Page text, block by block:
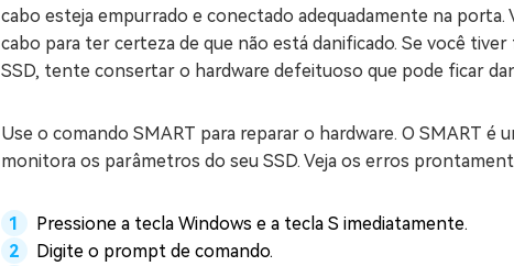
cabo esteja empurrado e conectado adequadamente na
cabo para ter certeza de que não está danificado. Se você
SSD, tente consertar o hardware defeituoso que pode ficar
Use o comando SMART para reparar o hardware. O SMART
monitora os parâmetros do seu SSD. Veja os erros
Pressione a tecla Windows e a tecla S imediatamente.
Digite o prompt de comando.